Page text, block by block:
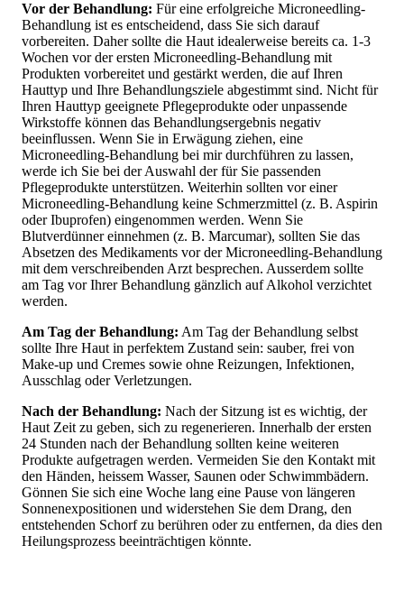
Vor der Behandlung: Für eine erfolgreiche Microneedling-
Behandlung ist es entscheidend, dass Sie sich darauf
vorbereiten. Daher sollte die Haut idealerweise bereits ca. 1-3
Wochen vor der ersten Microneedling-Behandlung mit
Produkten vorbereitet und gestärkt werden, die auf Ihren
Hauttyp und Ihre Behandlungsziele abgestimmt sind. Nicht für
Ihren Hauttyp geeignete Pflegeprodukte oder unpassende
Wirkstoffe können das Behandlungsergebnis negativ
beeinflussen. Wenn Sie in Erwägung ziehen, eine
Microneedling-Behandlung bei mir durchführen zu lassen,
werde ich Sie bei der Auswahl der für Sie passenden
Pflegeprodukte unterstützen. Weiterhin sollten vor einer
Microneedling-Behandlung keine Schmerzmittel (z. B. Aspirin
oder Ibuprofen) eingenommen werden. Wenn Sie
Blutverdünner einnehmen (z. B. Marcumar), sollten Sie das
Absetzen des Medikaments vor der Microneedling-Behandlung
mit dem verschreibenden Arzt besprechen. Ausserdem sollte
am Tag vor Ihrer Behandlung gänzlich auf Alkohol verzichtet
werden.
Am Tag der Behandlung: Am Tag der Behandlung selbst
sollte Ihre Haut in perfektem Zustand sein: sauber, frei von
Make-up und Cremes sowie ohne Reizungen, Infektionen,
Ausschlag oder Verletzungen.
Nach der Behandlung: Nach der Sitzung ist es wichtig, der
Haut Zeit zu geben, sich zu regenerieren. Innerhalb der ersten
24 Stunden nach der Behandlung sollten keine weiteren
Produkte aufgetragen werden. Vermeiden Sie den Kontakt mit
den Händen, heissem Wasser, Saunen oder Schwimmbädern.
Gönnen Sie sich eine Woche lang eine Pause von längeren
Sonnenexpositionen und widerstehen Sie dem Drang, den
entstehenden Schorf zu berühren oder zu entfernen, da dies den
Heilungsprozess beeinträchtigen könnte.